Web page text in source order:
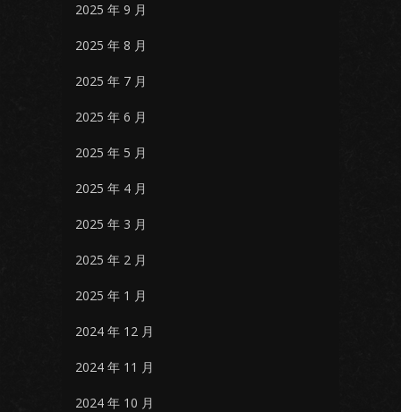
2025 年 9 月
2025 年 8 月
2025 年 7 月
2025 年 6 月
2025 年 5 月
2025 年 4 月
2025 年 3 月
2025 年 2 月
2025 年 1 月
2024 年 12 月
2024 年 11 月
2024 年 10 月